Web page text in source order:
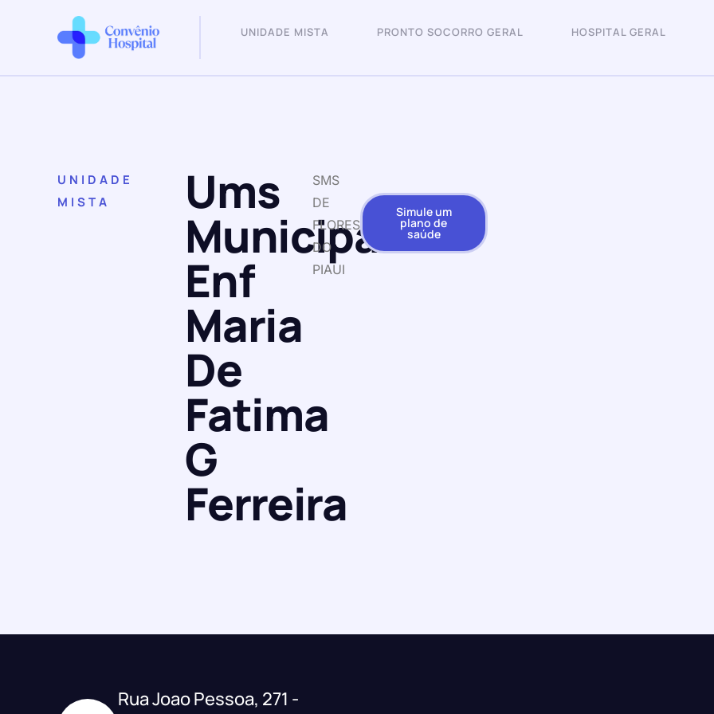
UNIDADE MISTA PRONTO SOCORRO GERAL HOSPITAL GERAL
UNIDADE
MISTA
Ums
Municipal
Enf
Maria
De
Fatima
G
Ferreira
SMS
DE
FLORES
DO
PIAUI
Simule um
plano de
saúde
Rua Joao Pessoa, 271 -